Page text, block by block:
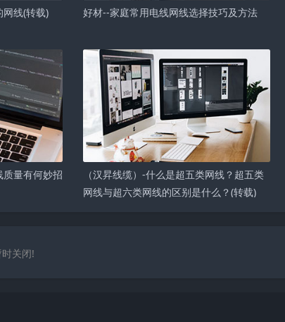
线(转载) 好材--家庭常用电线网线选择技巧及方法
量有何妙招
（汉昇线缆）-什么是超五类网线？超五类
网线与超六类网线的区别是什么？(转载)
关闭!